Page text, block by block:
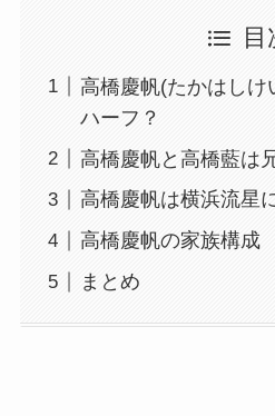
目
高橋慶帆(たかはし
ハーフ？
高橋慶帆と高橋藍は
高橋慶帆は横浜流星
高橋慶帆の家族構成
まとめ